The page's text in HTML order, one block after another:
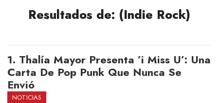
Resultados de: (Indie Rock)
1. Thalía Mayor Presenta ’i Miss U’: Una
Carta De Pop Punk Que Nunca Se
Envió
NOTICIAS